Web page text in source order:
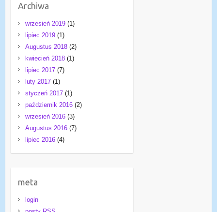
Archiwa
wrzesień 2019(1)
lipiec 2019(1)
Augustus 2018(2)
kwiecień 2018(1)
lipiec 2017(7)
luty 2017(1)
styczeń 2017(1)
październik 2016(2)
wrzesień 2016(3)
Augustus 2016(7)
lipiec 2016(4)
meta
login